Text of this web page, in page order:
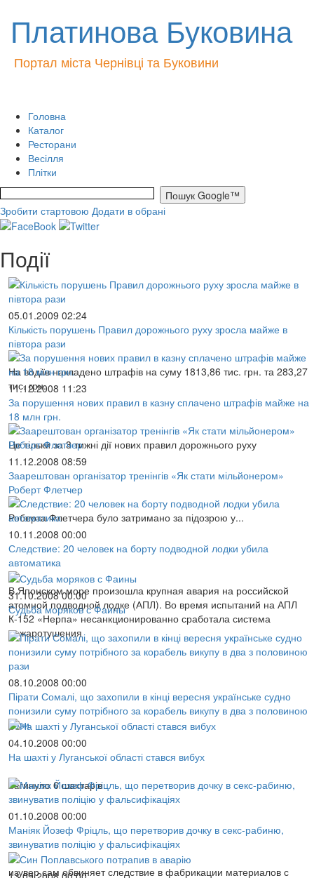
Платинова Буковина
Портал міста Чернівці та Буковини
Головна
Каталог
Ресторани
Весілля
Плітки
Зробити стартовою Додати в обрані
Події
05.01.2009 02:24
Кількість порушень Правил дорожнього руху зросла майже в
півтора рази
На водіїв накладено штрафів на суму 1813,86 тис. грн. та 283,27
тис. грн.
11.12.2008 11:23
За порушення нових правил в казну сплачено штрафів майже на
18 млн грн.
Це тільки за 3 тижні дії нових правил дорожнього руху
11.12.2008 08:59
Заарештован організатор тренінгів «Як стати мільйонером»
Роберт Флетчер
Роберта Флетчера було затримано за підозрою у...
10.11.2008 00:00
Следствие: 20 человек на борту подводной лодки убила
автоматика
В Японском море произошла крупная авария на российской
атомной подводной лодке (АПЛ). Во время испытаний на АПЛ
К-152 «Нерпа» несанкционированно сработала система
пожаротушения
31.10.2008 00:00
Судьба моряков с Фаины
08.10.2008 00:00
Пірати Сомалі, що захопили в кінці вересня українське судно
понизили суму потрібного за корабель викупу в два з половиною
рази
04.10.2008 00:00
На шахті у Луганської області стався вибух
Загинуло 6 шахтарів
01.10.2008 00:00
Маніяк Йозеф Фріцль, що перетворив дочку в секс-рабиню,
звинуватив поліцію у фальсифікаціях
изувер сам обвиняет следствие в фабрикации материалов с